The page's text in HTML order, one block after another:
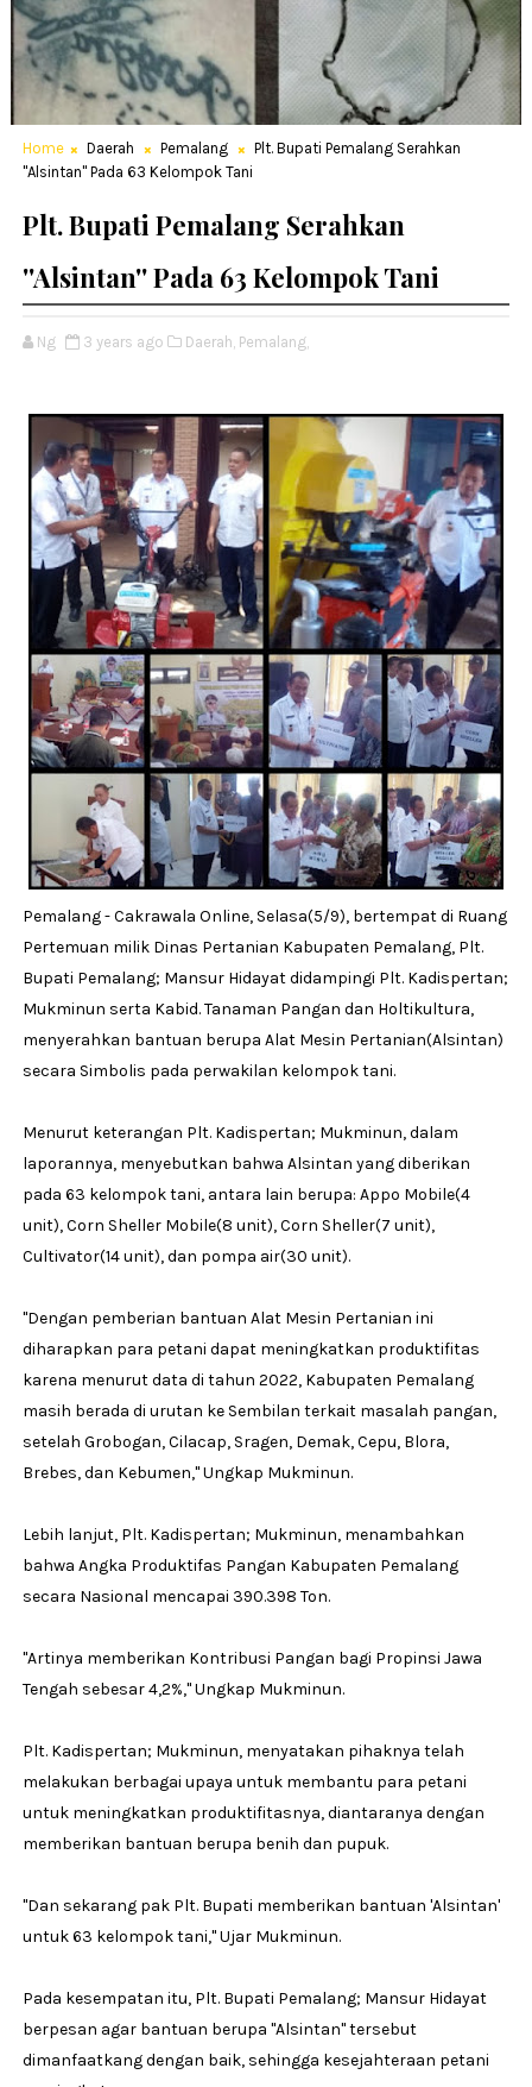
Home Daerah Pemalang
Plt. Bupati Pemalang Serahkan
''Alsintan'' Pada 63 Kelompok Tani
Plt. Bupati Pemalang Serahkan
''Alsintan'' Pada 63 Kelompok Tani
Ng 3 years ago Daerah, Pemalang,
Pemalang - Cakrawala Online, Selasa(5/9), bertempat di Ruang
Pertemuan milik Dinas Pertanian Kabupaten Pemalang, Plt.
Bupati Pemalang; Mansur Hidayat didampingi Plt. Kadispertan;
Mukminun serta Kabid. Tanaman Pangan dan Holtikultura,
menyerahkan bantuan berupa Alat Mesin Pertanian(Alsintan)
secara Simbolis pada perwakilan kelompok tani.
Menurut keterangan Plt. Kadispertan; Mukminun, dalam
laporannya, menyebutkan bahwa Alsintan yang diberikan
pada 63 kelompok tani, antara lain berupa: Appo Mobile(4
unit), Corn Sheller Mobile(8 unit), Corn Sheller(7 unit),
Cultivator(14 unit), dan pompa air(30 unit).
''Dengan pemberian bantuan Alat Mesin Pertanian ini
diharapkan para petani dapat meningkatkan produktifitas
karena menurut data di tahun 2022, Kabupaten Pemalang
masih berada di urutan ke Sembilan terkait masalah pangan,
setelah Grobogan, Cilacap, Sragen, Demak, Cepu, Blora,
Brebes, dan Kebumen,'' Ungkap Mukminun.
Lebih lanjut, Plt. Kadispertan; Mukminun, menambahkan
bahwa Angka Produktifas Pangan Kabupaten Pemalang
secara Nasional mencapai 390.398 Ton.
''Artinya memberikan Kontribusi Pangan bagi Propinsi Jawa
Tengah sebesar 4,2%,'' Ungkap Mukminun.
Plt. Kadispertan; Mukminun, menyatakan pihaknya telah
melakukan berbagai upaya untuk membantu para petani
untuk meningkatkan produktifitasnya, diantaranya dengan
memberikan bantuan berupa benih dan pupuk.
''Dan sekarang pak Plt. Bupati memberikan bantuan 'Alsintan'
untuk 63 kelompok tani,'' Ujar Mukminun.
Pada kesempatan itu, Plt. Bupati Pemalang; Mansur Hidayat
berpesan agar bantuan berupa ''Alsintan'' tersebut
dimanfaatkang dengan baik, sehingga kesejahteraan petani